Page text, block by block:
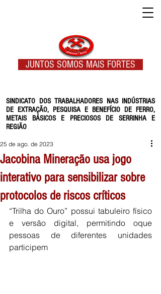
SINDICATO DOS TRABALHADORES NAS INDÚSTRIAS
DE EXTRAÇÃO, PESQUISA E BENEFÍCIO DE FERRO,
METAIS BÁSICOS E PRECIOSOS DE SERRINHA E
REGIÃO
JUNTOS SOMOS MAIS FORTES
Jacobina Mineração usa jogo
interativo para sensibilizar sobre
protocolos de riscos críticos
25 de ago. de 2023
“Trilha do Ouro” possui tabuleiro físico
e versão digital, permitindo oque
pessoas de diferentes unidades
participem